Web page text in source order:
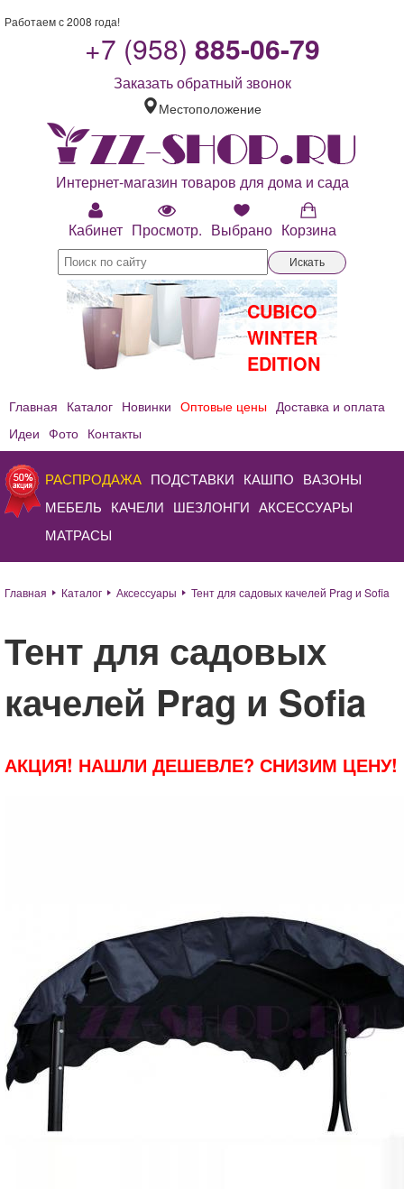
Работаем с 2008 года!
+7 (958) 885-06-79
Заказать обратный звонок
Местоположение
Интернет-магазин товаров для дома и сада
Кабинет Просмотр. Выбрано Корзина
Искать
CUBICO
WINTER
EDITION
Главная Каталог Новинки Оптовые цены Доставка и оплата
Идеи Фото Контакты
РАСПРОДАЖА ПОДСТАВКИ КАШПО ВАЗОНЫ
МЕБЕЛЬ КАЧЕЛИ ШЕЗЛОНГИ АКСЕССУАРЫ
МАТРАСЫ
Главная Каталог Аксессуары Тент для садовых качелей Prag и Sofia
Тент для садовых
качелей Prag и Sofia
АКЦИЯ! НАШЛИ ДЕШЕВЛЕ? СНИЗИМ ЦЕНУ!